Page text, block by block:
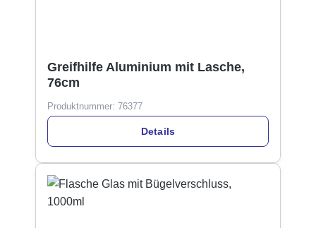
Greifhilfe Aluminium mit Lasche,
76cm
Produktnummer: 76377
Details